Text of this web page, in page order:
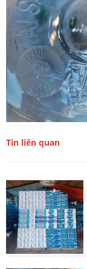
Tin liên quan